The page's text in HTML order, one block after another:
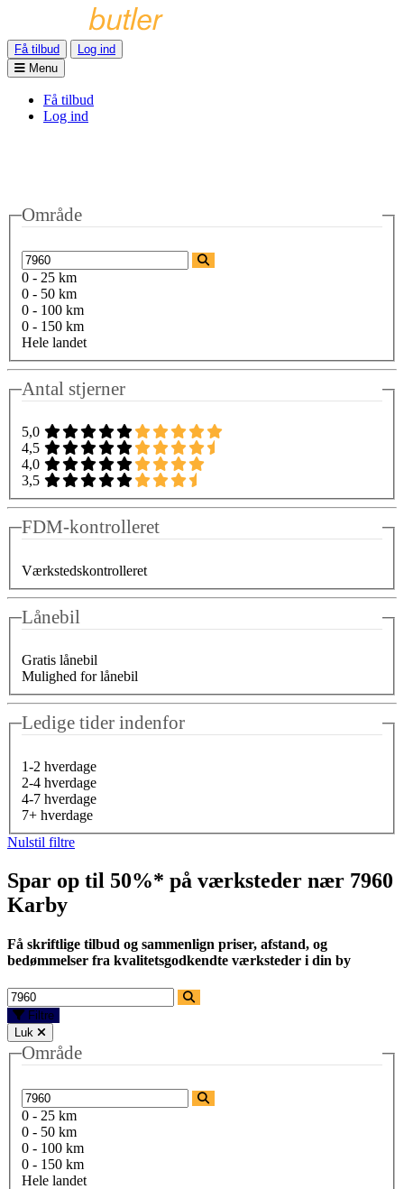
Få tilbud
Log ind
Menu
Få tilbud
Log ind
Område
0 - 25 km
0 - 50 km
0 - 100 km
0 - 150 km
Hele landet
Antal stjerner
5,0
4,5
4,0
3,5
FDM-kontrolleret
Værkstedskontrolleret
Lånebil
Gratis lånebil
Mulighed for lånebil
Ledige tider indenfor
1-2 hverdage
2-4 hverdage
4-7 hverdage
7+ hverdage
Nulstil filtre
Spar op til 50%* på værksteder nær 7960
Karby
Få skriftlige tilbud og sammenlign priser, afstand, og
bedømmelser fra kvalitetsgodkendte værksteder i din by
Filtre
Luk
Område
0 - 25 km
0 - 50 km
0 - 100 km
0 - 150 km
Hele landet